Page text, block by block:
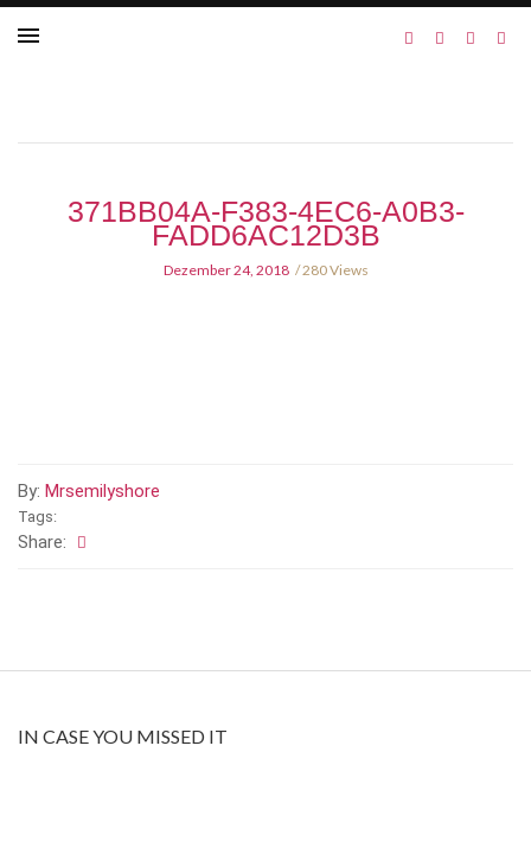
371BB04A-F383-4EC6-A0B3-
FADD6AC12D3B
Dezember 24, 2018 280 Views
By: Mrsemilyshore
Tags:
Share:
IN CASE YOU MISSED IT